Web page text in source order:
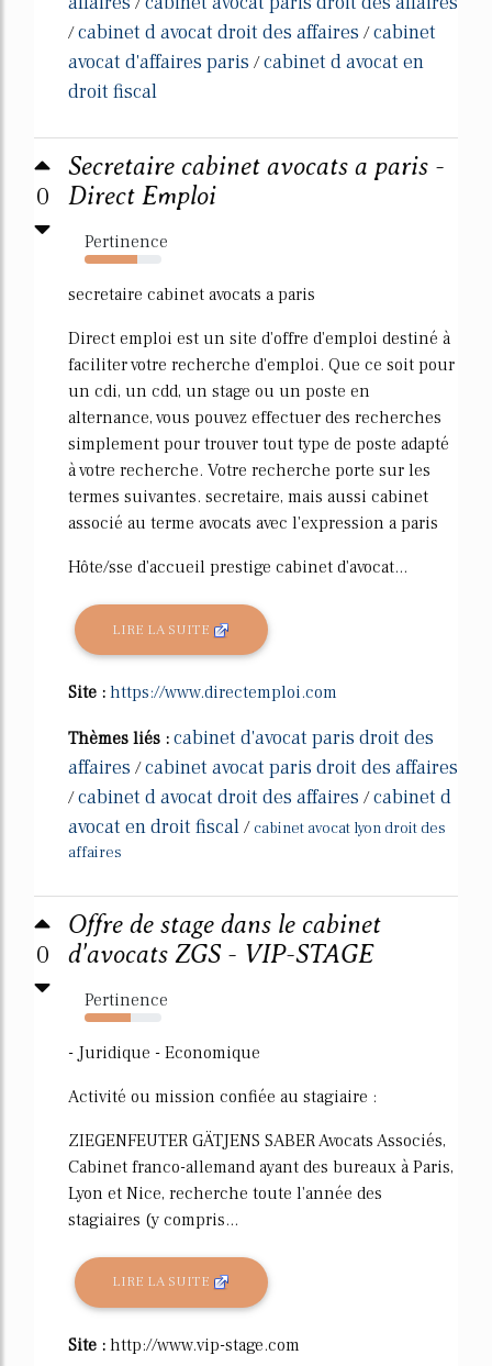
/cabinet d avocat droit des affaires /cabinet
avocat d'affaires paris /cabinet d avocat en
droit fiscal
0
Secretaire cabinet avocats a paris -
Direct Emploi
Pertinence
69%
secretaire cabinet avocats a paris
Direct emploi est un site d'offre d'emploi destiné à
faciliter votre recherche d'emploi. Que ce soit pour
un cdi, un cdd, un stage ou un poste en
alternance, vous pouvez effectuer des recherches
simplement pour trouver tout type de poste adapté
à votre recherche. Votre recherche porte sur les
termes suivantes. secretaire, mais aussi cabinet
associé au terme avocats avec l'expression a paris
Hôte/sse d'accueil prestige cabinet d'avocat...
LIRE LA SUITE
Site : https://www.directemploi.com
Thèmes liés : cabinet d'avocat paris droit des
affaires /cabinet avocat paris droit des affaires
/cabinet d avocat droit des affaires /cabinet d
avocat en droit fiscal / cabinet avocat lyon droit des
affaires
0
Offre de stage dans le cabinet
d'avocats ZGS - VIP-STAGE
Pertinence
60%
- Juridique - Economique
Activité ou mission confiée au stagiaire :
ZIEGENFEUTER GÄTJENS SABER Avocats Associés,
Cabinet franco-allemand ayant des bureaux à Paris,
Lyon et Nice, recherche toute l'année des
stagiaires (y compris...
LIRE LA SUITE
Site : http://www.vip-stage.com